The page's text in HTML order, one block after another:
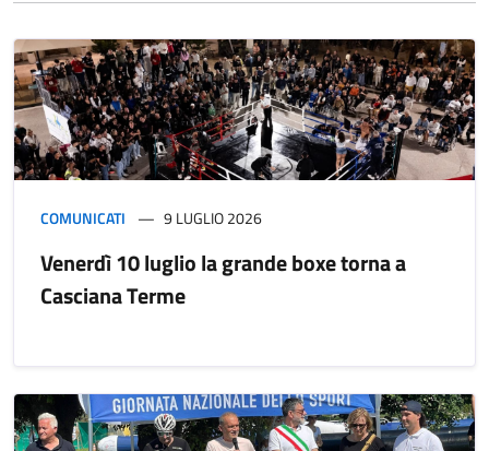
COMUNICATI 9 LUGLIO 2026
Venerdì 10 luglio la grande boxe torna a
Casciana Terme